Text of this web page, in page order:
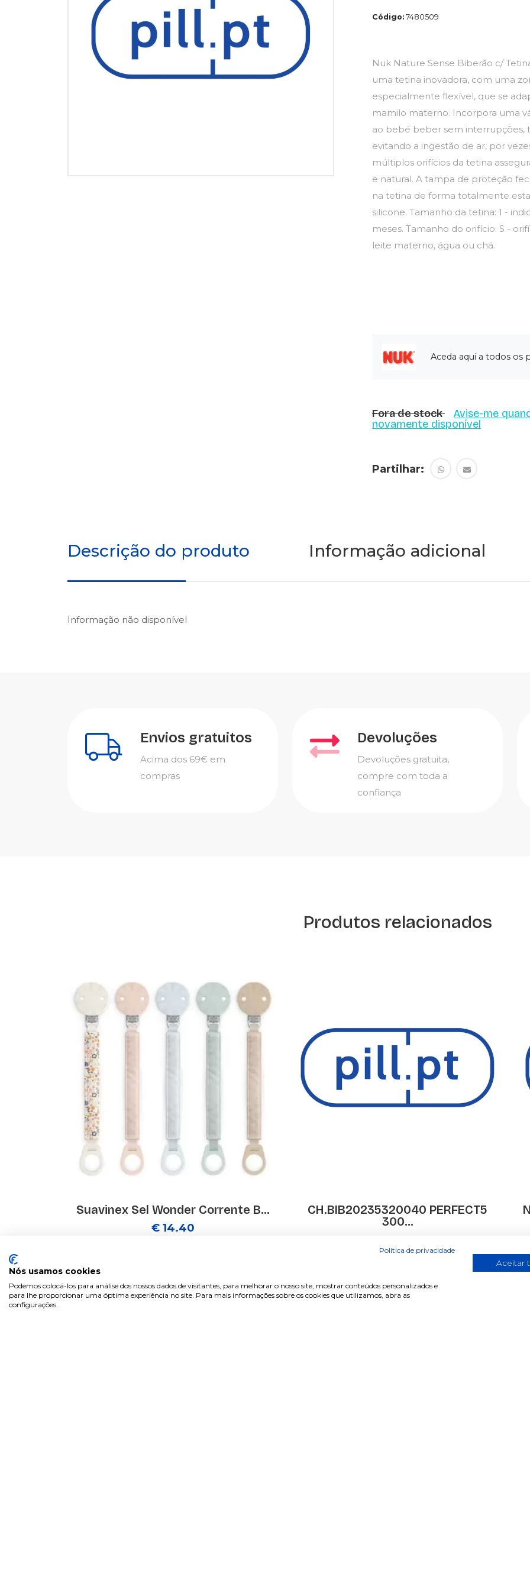
Código: 7480509
Nuk Nature Sense Biberão c/
uma tetina inovadora, com uma
especialmente flexível, que se
mamilo materno. Incorpora uma
ao bebé beber sem interrupções,
evitando a ingestão de ar, por
múltiplos orifícios da tetina
e natural. A tampa de proteção
na tetina de forma totalmente
silicone. Tamanho da tetina: 1 -
meses. Tamanho do orifício: S -
leite materno, água ou chá.
Aceda aqui a todos os
Fora de stock
Avise-me
novamente disponível
Partilhar:
Descrição do produto Informação adicional
Informação não disponível
Envios gratuitos
Acima dos 69€ em
compras
Devoluções
Devoluções gratuita,
compre com toda a
confiança
Produtos relacionados
Suavinex Sel Wonder Corrente B...
€ 14.40
CH.BIB20235320040 PERFECT5
300...
Política de privacidade
Nós usamos cookies
Podemos colocá-los para análise dos nossos dados de visitantes, para melhorar o nosso site, mostrar conteúdos personalizados e
para lhe proporcionar uma óptima experiência no site. Para mais informações sobre os cookies que utilizamos, abra as
configurações.
Aceitar